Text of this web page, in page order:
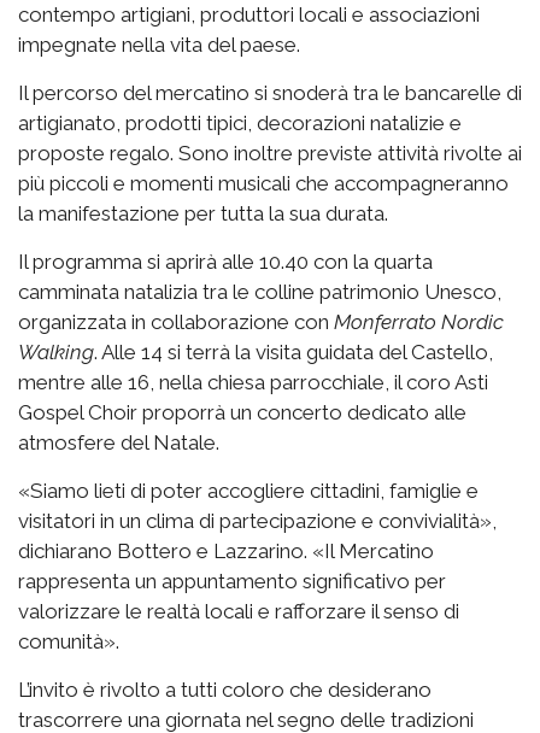
contempo artigiani, produttori locali e associazioni
impegnate nella vita del paese.
Il percorso del mercatino si snoderà tra le bancarelle di
artigianato, prodotti tipici, decorazioni natalizie e
proposte regalo. Sono inoltre previste attività rivolte ai
più piccoli e momenti musicali che accompagneranno
la manifestazione per tutta la sua durata.
Il programma si aprirà alle 10.40 con la quarta
camminata natalizia tra le colline patrimonio Unesco,
organizzata in collaborazione con Monferrato Nordic
Walking. Alle 14 si terrà la visita guidata del Castello,
mentre alle 16, nella chiesa parrocchiale, il coro Asti
Gospel Choir proporrà un concerto dedicato alle
atmosfere del Natale.
«Siamo lieti di poter accogliere cittadini, famiglie e
visitatori in un clima di partecipazione e convivialità»,
dichiarano Bottero e Lazzarino. «Il Mercatino
rappresenta un appuntamento significativo per
valorizzare le realtà locali e rafforzare il senso di
comunità».
L’invito è rivolto a tutti coloro che desiderano
trascorrere una giornata nel segno delle tradizioni